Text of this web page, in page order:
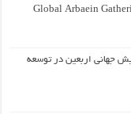
Global Arbaein
جهانی اربعین در توسعه